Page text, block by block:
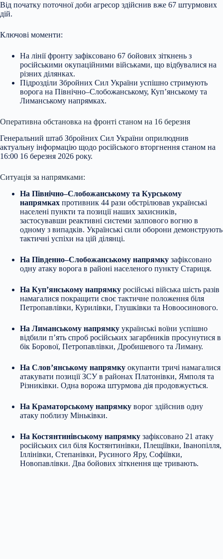
Від початку поточної доби агресор здійснив вже 67 штурмових
дій.
Ключові моменти:
На лінії фронту зафіксовано 67 бойових зіткнень з
російськими окупаційними військами, що відбувалися на
різних ділянках.
Підрозділи Збройних Сил України успішно стримують
ворога на Північно–Слобожанському, Куп’янському та
Лиманському напрямках.
Оперативна обстановка на фронті станом на 16 березня
Генеральний штаб Збройних Сил України оприлюднив
актуальну інформацію щодо російського вторгнення станом на
16:00 16 березня 2026 року.
Ситуація за напрямками:
На Північно–Слобожанському та Курському
напрямках противник 44 рази обстрілював українські
населені пункти та позиції наших захисників,
застосувавши реактивні системи залпового вогню в
одному з випадків. Українські сили оборони демонструють
тактичні успіхи на цій ділянці.
На Південно–Слобожанському напрямку зафіксовано
одну атаку ворога в районі населеного пункту Стариця.
На Куп’янському напрямку російські війська шість разів
намагалися покращити своє тактичне положення біля
Петропавлівки, Курилівки, Глушківки та Новоосинового.
На Лиманському напрямку українські воїни успішно
відбили п’ять спроб російських загарбників просунутися в
бік Борової, Петропавлівки, Дробишевого та Лиману.
На Слов’янському напрямку окупанти тричі намагалися
атакувати позиції ЗСУ в районах Платонівки, Ямполя та
Різниківки. Одна ворожа штурмова дія продовжується.
На Краматорському напрямку ворог здійснив одну
атаку поблизу Міньківки.
На Костянтинівському напрямку зафіксовано 21 атаку
російських сил біля Костянтинівки, Плещіївки, Іванопілля,
Іллінівки, Степанівки, Русиного Яру, Софіївки,
Новопавлівки. Два бойових зіткнення ще тривають.